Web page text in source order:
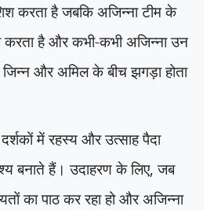
करता है जबकि अजिन्ना टीम के
करता है और कभी-कभी अजिन्ना उन
जिन्न और अमिल के बीच झगड़ा होता
दर्शकों में रहस्य और उत्साह पैदा
बनाते हैं। उदाहरण के लिए,जब
का पाठ कर रहा हो और अजिन्ना